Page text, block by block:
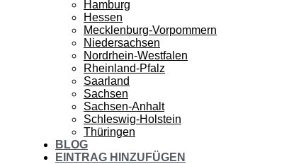
Hamburg
Hessen
Mecklenburg-Vorpommern
Niedersachsen
Nordrhein-Westfalen
Rheinland-Pfalz
Saarland
Sachsen
Sachsen-Anhalt
Schleswig-Holstein
Thüringen
BLOG
EINTRAG HINZUFÜGEN